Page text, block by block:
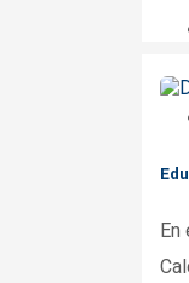
En